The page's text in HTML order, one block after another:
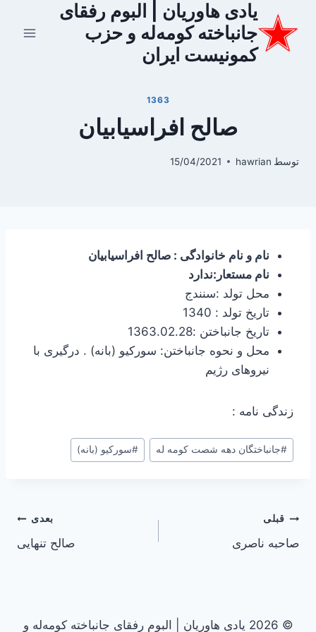
محتوا
یادی هاوریان | البوم رفقای
جانباخته کومه‌له و حزب
کمونیست ایران
1363
صالح افراسیابیان
توسط hawrian
15/04/2021
نام و نام خانوادگی : صالح افراسیابیان
نام مستعار:ندارد
محل تولد :سنندج
تاریخ تولد : 1340
تاریخ جانباختن :1363.02.28
محل و نحوه جانباختن: سورکیو (بانه) . درگیری با
نیروهای رژیم
زندگی نامه :
#جانباختگان دهه شصت کومه له #سورکیو (بانه)
راهبری
نوشته
قبلی
صاحبه ناصری
بعدی
صالح تنهایی
© 2026 یادی هاوریان | البوم رفقای جانباخته کومه‌له و